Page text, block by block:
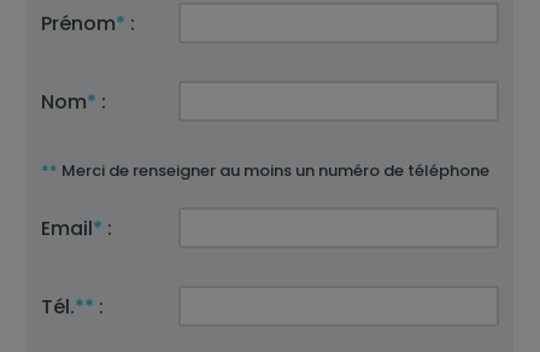
Prénom* :
Nom* :
** Merci de renseigner au moins un numéro de téléphone
Email* :
Tél.** :